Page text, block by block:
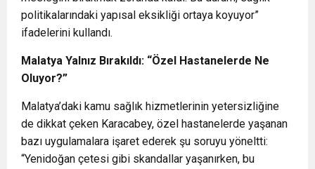
politikalarındaki yapısal eksikliği ortaya koyuyor”
ifadelerini kullandı.
Malatya Yalnız Bırakıldı: “Özel Hastanelerde Ne
Oluyor?”
Malatya’daki kamu sağlık hizmetlerinin yetersizliğine
de dikkat çeken Karacabey, özel hastanelerde yaşanan
bazı uygulamalara işaret ederek şu soruyu yöneltti:
“Yenidoğan çetesi gibi skandallar yaşanırken, bu